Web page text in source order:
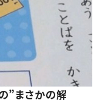
”まさかの解